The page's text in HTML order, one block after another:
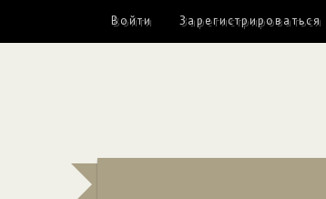
Войти Зарегистрироваться